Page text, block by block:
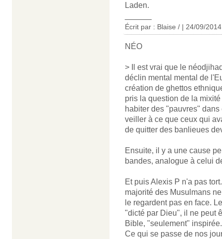
Laden.
Écrit par : Blaise / | 24/09/2014
NÉO
> Il est vrai que le
déclin mental mental de
création de ghettos
pris la question de la
habiter des "pauvres"
veiller à ce que ceux qui
de quitter des banlieues
Ensuite, il y a une cause
bandes, analogue à celui
Et puis Alexis P n'a pas
majorité des Musulmans
le regardent pas en face.
"dicté par Dieu", il ne peut
Bible, "seulement" inspirée.
Ce qui se passe de nos